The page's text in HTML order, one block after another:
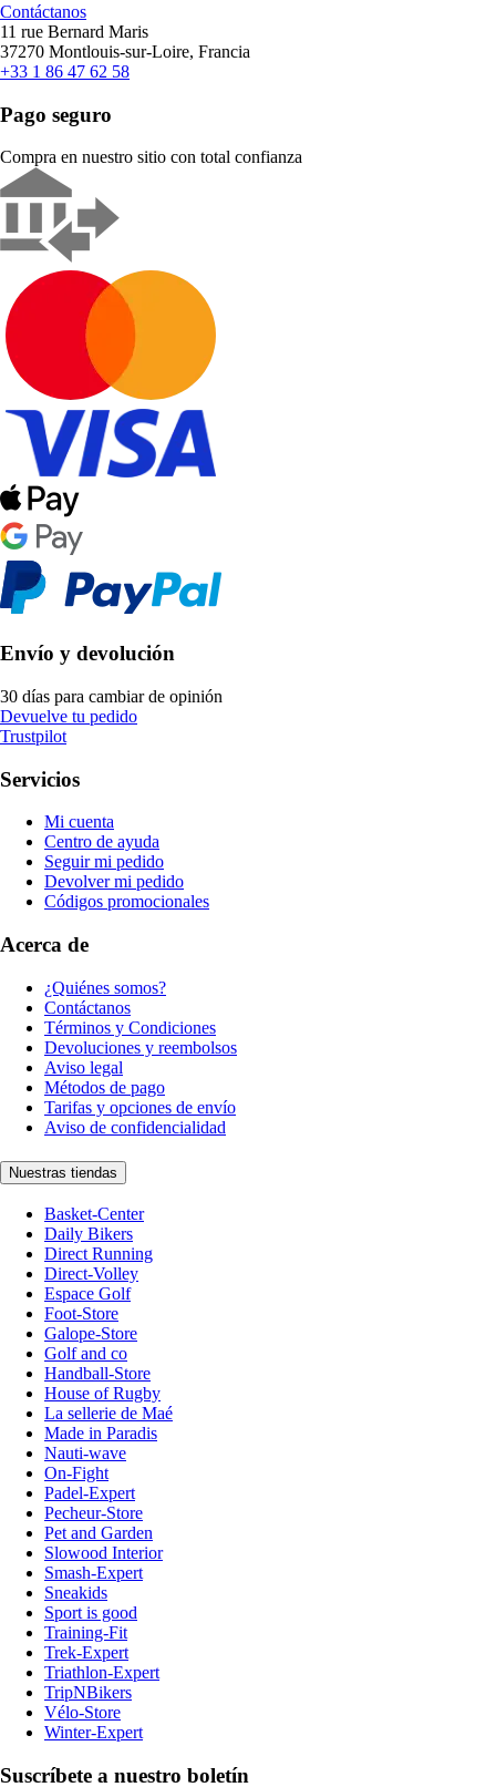
Contáctanos
11 rue Bernard Maris
37270 Montlouis-sur-Loire, Francia
+33 1 86 47 62 58
Pago seguro
Compra en nuestro sitio con total confianza
Envío y devolución
30 días para cambiar de opinión
Devuelve tu pedido
Trustpilot
Servicios
Mi cuenta
Centro de ayuda
Seguir mi pedido
Devolver mi pedido
Códigos promocionales
Acerca de
¿Quiénes somos?
Contáctanos
Términos y Condiciones
Devoluciones y reembolsos
Aviso legal
Métodos de pago
Tarifas y opciones de envío
Aviso de confidencialidad
Nuestras tiendas
Basket-Center
Daily Bikers
Direct Running
Direct-Volley
Espace Golf
Foot-Store
Galope-Store
Golf and co
Handball-Store
House of Rugby
La sellerie de Maé
Made in Paradis
Nauti-wave
On-Fight
Padel-Expert
Pecheur-Store
Pet and Garden
Slowood Interior
Smash-Expert
Sneakids
Sport is good
Training-Fit
Trek-Expert
Triathlon-Expert
TripNBikers
Vélo-Store
Winter-Expert
Suscríbete a nuestro boletín